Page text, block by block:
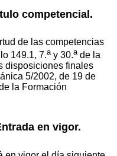
competencial.
de las competencias
149.1, 7.ay 30.ade la
disposiciones finales
5/2002, de 19 de
la Formación
en vigor.